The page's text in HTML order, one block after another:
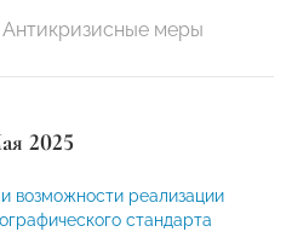
меры
2025
возможности реализации
стандарта